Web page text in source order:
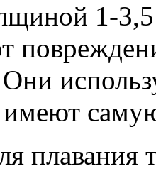
1-
имеют